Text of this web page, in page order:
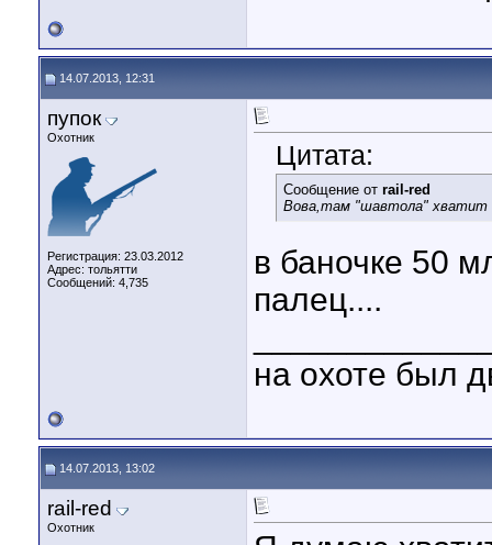
14.07.2013, 12:31
пупок
Охотник
Регистрация: 23.03.2012
Адрес: тольятти
Сообщений: 4,735
Цитата:
Сообщение от rail-red
Вова,там "шавтола" хватит
в баночке 50
палец....
на охоте был
14.07.2013, 13:02
rail-red
Охотник